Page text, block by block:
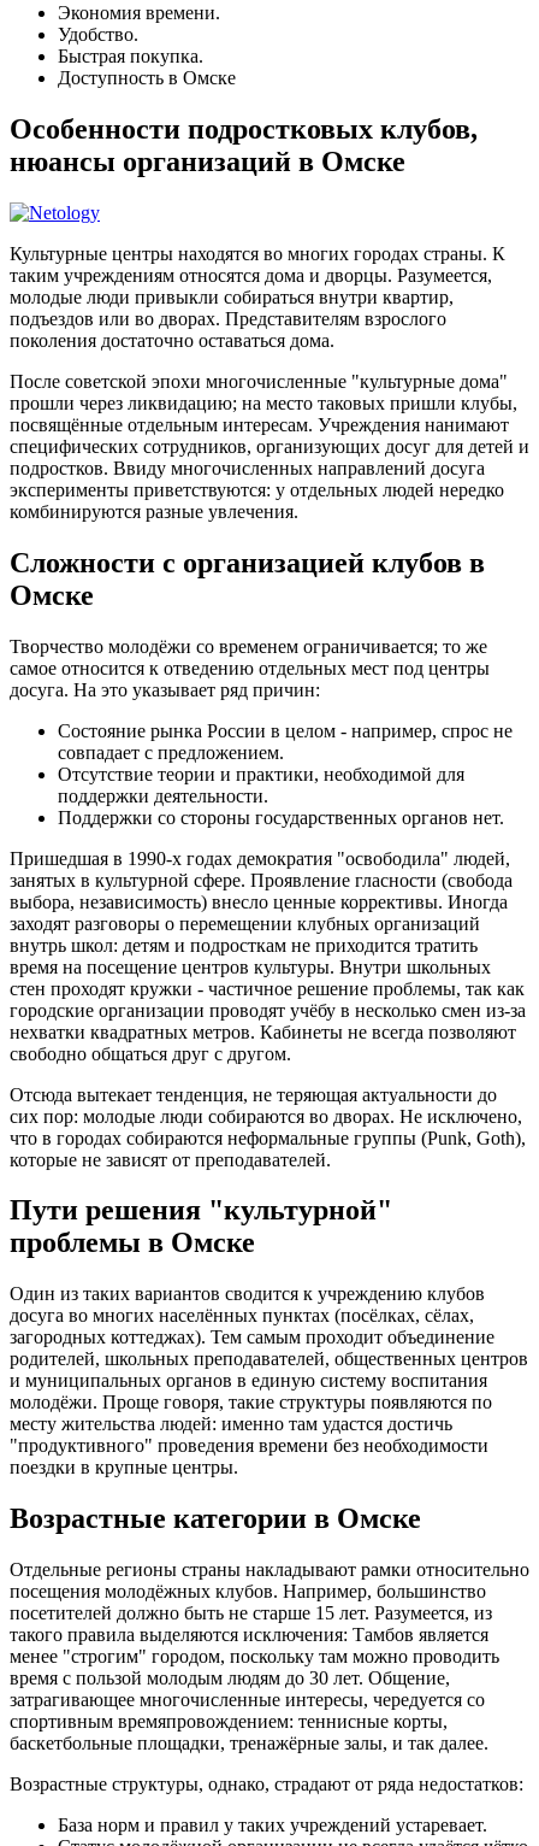
Экономия времени.
Удобство.
Быстрая покупка.
Доступность в Омске
Особенности подростковых клубов,
нюансы организаций в Омске
Культурные центры находятся во многих городах страны. К
таким учреждениям относятся дома и дворцы. Разумеется,
молодые люди привыкли собираться внутри квартир,
подъездов или во дворах. Представителям взрослого
поколения достаточно оставаться дома.
После советской эпохи многочисленные "культурные дома"
прошли через ликвидацию; на место таковых пришли клубы,
посвящённые отдельным интересам. Учреждения нанимают
специфических сотрудников, организующих досуг для детей и
подростков. Ввиду многочисленных направлений досуга
эксперименты приветствуются: у отдельных людей нередко
комбинируются разные увлечения.
Сложности с организацией клубов в
Омске
Творчество молодёжи со временем ограничивается; то же
самое относится к отведению отдельных мест под центры
досуга. На это указывает ряд причин:
Состояние рынка России в целом - например, спрос не
совпадает с предложением.
Отсутствие теории и практики, необходимой для
поддержки деятельности.
Поддержки со стороны государственных органов нет.
Пришедшая в 1990-х годах демократия "освободила" людей,
занятых в культурной сфере. Проявление гласности (свобода
выбора, независимость) внесло ценные коррективы. Иногда
заходят разговоры о перемещении клубных организаций
внутрь школ: детям и подросткам не приходится тратить
время на посещение центров культуры. Внутри школьных
стен проходят кружки - частичное решение проблемы, так как
городские организации проводят учёбу в несколько смен из-за
нехватки квадратных метров. Кабинеты не всегда позволяют
свободно общаться друг с другом.
Отсюда вытекает тенденция, не теряющая актуальности до
сих пор: молодые люди собираются во дворах. Не исключено,
что в городах собираются неформальные группы (Punk, Goth),
которые не зависят от преподавателей.
Пути решения "культурной"
проблемы в Омске
Один из таких вариантов сводится к учреждению клубов
досуга во многих населённых пунктах (посёлках, сёлах,
загородных коттеджах). Тем самым проходит объединение
родителей, школьных преподавателей, общественных центров
и муниципальных органов в единую систему воспитания
молодёжи. Проще говоря, такие структуры появляются по
месту жительства людей: именно там удастся достичь
"продуктивного" проведения времени без необходимости
поездки в крупные центры.
Возрастные категории в Омске
Отдельные регионы страны накладывают рамки относительно
посещения молодёжных клубов. Например, большинство
посетителей должно быть не старше 15 лет. Разумеется, из
такого правила выделяются исключения: Тамбов является
менее "строгим" городом, поскольку там можно проводить
время с пользой молодым людям до 30 лет. Общение,
затрагивающее многочисленные интересы, чередуется со
спортивным времяпровождением: теннисные корты,
баскетбольные площадки, тренажёрные залы, и так далее.
Возрастные структуры, однако, страдают от ряда недостатков:
База норм и правил у таких учреждений устаревает.